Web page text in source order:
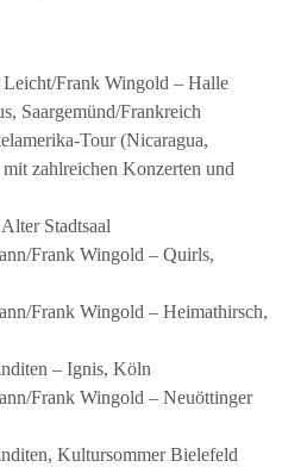
Frank Wingold – Halle
Saargemünd/Frankreich
Tour (Nicaragua,
zahlreichen Konzerten und
Stadtsaal
Frank Wingold – Quirls,
Frank Wingold – Heimathirsch,
– Ignis, Köln
Frank Wingold – Neuöttinger
Kultursommer Bielefeld